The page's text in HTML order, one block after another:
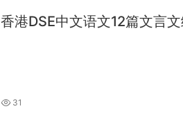
香港DSE中文语文12篇文言
31